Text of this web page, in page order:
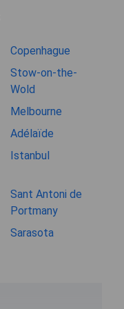
Copenhague
Stow-on-the-
Wold
Melbourne
Adélaïde
Istanbul
Sant Antoni de
Portmany
Sarasota